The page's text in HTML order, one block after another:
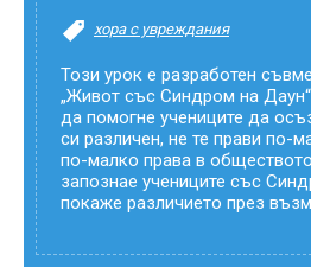
хора с увреждания
Този урок е разработен
„Живот със Синдром на
да помогне учениците да
си различен, не те прави по-
по-малко права в
запознае учениците със
покаже различието през